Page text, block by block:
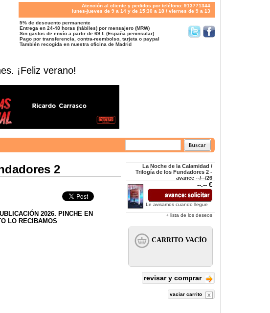
Atención al cliente y pedidos por teléfono: 913771344
lunes-jueves de 9 a 14 y de 15:30 a 18 / viernes de 9 a 13
5% de descuento permanente
Entrega en 24-48 horas (hábiles) por mensajero (MRW)
Sin gastos de envío a partir de 69 € (España peninsular)
Pago por transferencia, contra-reembolso, tarjeta o paypal
También recogida en nuestra oficina de Madrid
¡Feliz verano!
2
2026. PINCHE EN
LO RECIBAMOS
La Noche de la Calamidad /
Trilogía de los Fundadores 2 -
avance --/--/26
--.-- €
Le avisamos cuando llegue
+ lista de los deseos
revisar y comprar
vaciar carrito